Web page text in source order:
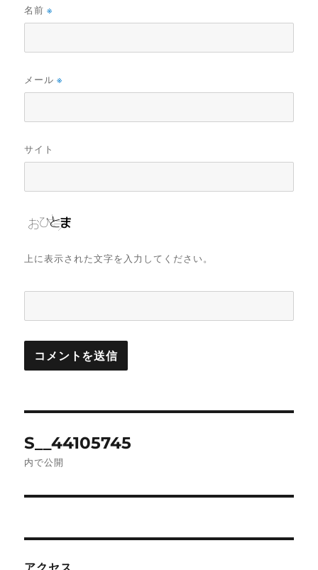
名前※
メール※
サイト
上に表示された文字を入力してください。
稿
ゲ
S__44105745
内で公開